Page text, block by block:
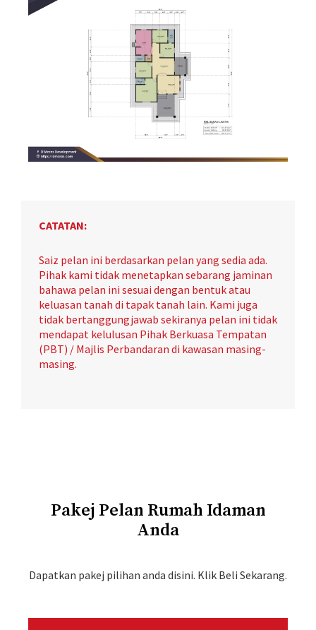
CATATAN:
Saiz pelan ini berdasarkan pelan yang sedia ada.
Pihak kami tidak menetapkan sebarang jaminan
bahawa pelan ini sesuai dengan bentuk atau
keluasan tanah di tapak tanah lain. Kami juga
tidak bertanggungjawab sekiranya pelan ini tidak
mendapat kelulusan Pihak Berkuasa Tempatan
(PBT) / Majlis Perbandaran di kawasan masing-
masing.
Pakej Pelan Rumah Idaman
Anda
Dapatkan pakej pilihan anda disini. Klik Beli Sekarang.